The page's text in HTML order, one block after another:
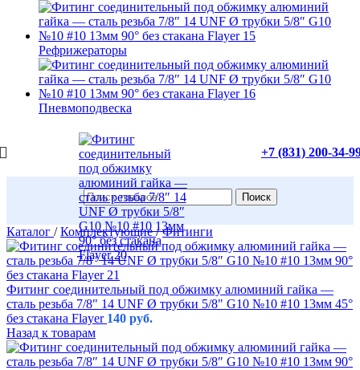
Рефрижераторы
Пневмоподвеска
+7 (831) 200-34-
Поиск
Каталог / Комплектующие/ Фитинги
Фитинг соединительный под обжимку алюминий гайка —
сталь резьба 7/8" 14 UNF Ø трубки 5/8" G10 №10 #10 13мм 45°
без стакана Flayer 140 руб.
Назад к товарам